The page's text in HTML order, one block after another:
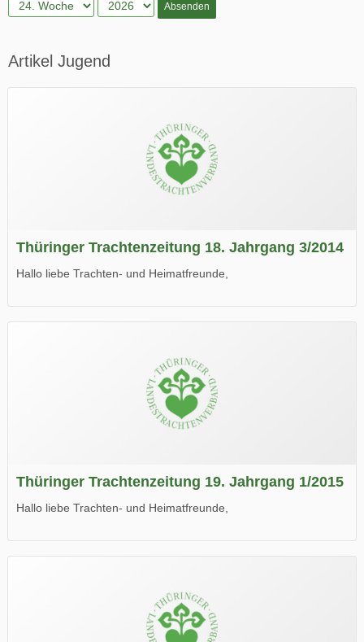
Absenden
Artikel Jugend
Thüringer Trachtenzeitung 18. Jahrgang 3/2014
Hallo liebe Trachten- und Heimatfreunde,
Wir wünschen Euch viel Spaß beim Lesen.
Thüringer Trachtenzeitung 19. Jahrgang 1/2015
Hallo liebe Trachten- und Heimatfreunde,
Wir wünschen Euch viel Spaß beim Lesen.